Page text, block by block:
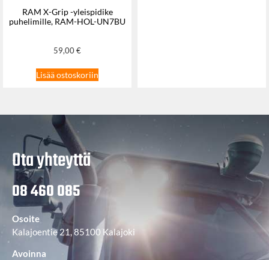
RAM X-Grip -yleispidike
puhelimille, RAM-HOL-UN7BU
59,00€
Lisää ostoskoriin
Ota yhteyttä
08 460 085
Osoite
Kalajoentie 21, 85100 Kalajoki
Avoinna